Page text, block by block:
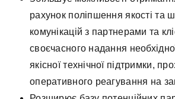
рахунок поліпшення якості та
комунікацій з партнерами та
своєчасного надання
якісної технічної підтримки,
оперативного реагування на